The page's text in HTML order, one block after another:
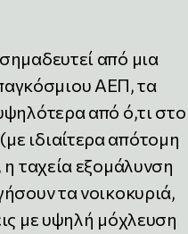
από μια
ΑΕΠ, τα
από ό,τι στο
ιδιαίτερα απότομη
ταχεία εξομάλυνση
τα νοικοκυριά,
με υψηλή μόχλευση